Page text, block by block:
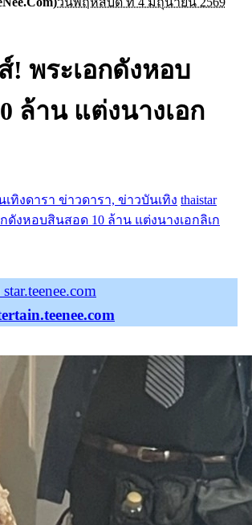
! พระเอกดังหอบ
ล้าน แต่งนางเอก
เทิงดารา ข่าวดารา, ข่าวบันเทิง thaistar
ดังหอบสินสอด 10 ล้าน แต่งนางเอกลิเก